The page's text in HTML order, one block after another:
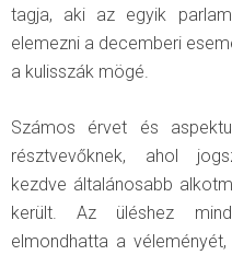
tagja, aki az egyik
elemezni a decemberi
a kulisszák mögé.
Számos érvet és
résztvevőknek, ahol
kezdve általánosabb
került. Az üléshez
elmondhatta a